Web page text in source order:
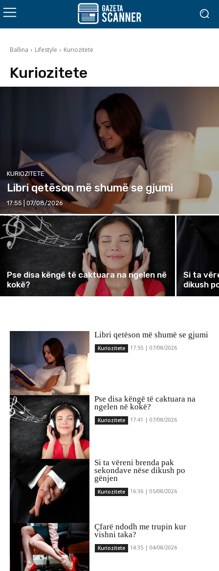
Ballina Lifestyle Kuriozitete
Kuriozitete
KURIOZITETE
Libri qetëson më shumë se gjumi
17:55 | 07/08/2026
Pse disa këngë të caktuara na ngelen në
kokë?
Si ta
dikush
Libri qetëson më shumë se gjumi
Kuriozitete 17:55 | 07/08/2026
Pse disa këngë të caktuara na
ngelen në kokë?
Kuriozitete 17:41 | 07/08/2026
Si ta vëreni brenda pak
sekondave nëse dikush po
gënjen
Kuriozitete 16:36 | 05/08/2026
Çfarë ndodh me trupin kur
vishni taka?
Kuriozitete 14:35 | 04/08/2026